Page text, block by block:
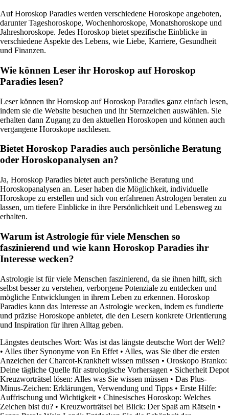
Auf Horoskop Paradies werden verschiedene Horoskope angeboten,
darunter Tageshoroskope, Wochenhoroskope, Monatshoroskope und
Jahreshoroskope. Jedes Horoskop bietet spezifische Einblicke in
verschiedene Aspekte des Lebens, wie Liebe, Karriere, Gesundheit
und Finanzen.
Wie können Leser ihr Horoskop auf Horoskop
Paradies lesen?
Leser können ihr Horoskop auf Horoskop Paradies ganz einfach lesen,
indem sie die Website besuchen und ihr Sternzeichen auswählen. Sie
erhalten dann Zugang zu den aktuellen Horoskopen und können auch
vergangene Horoskope nachlesen.
Bietet Horoskop Paradies auch persönliche Beratung
oder Horoskopanalysen an?
Ja, Horoskop Paradies bietet auch persönliche Beratung und
Horoskopanalysen an. Leser haben die Möglichkeit, individuelle
Horoskope zu erstellen und sich von erfahrenen Astrologen beraten zu
lassen, um tiefere Einblicke in ihre Persönlichkeit und Lebensweg zu
erhalten.
Warum ist Astrologie für viele Menschen so
faszinierend und wie kann Horoskop Paradies ihr
Interesse wecken?
Astrologie ist für viele Menschen faszinierend, da sie ihnen hilft, sich
selbst besser zu verstehen, verborgene Potenziale zu entdecken und
mögliche Entwicklungen in ihrem Leben zu erkennen. Horoskop
Paradies kann das Interesse an Astrologie wecken, indem es fundierte
und präzise Horoskope anbietet, die den Lesern konkrete Orientierung
und Inspiration für ihren Alltag geben.
Längstes deutsches Wort: Was ist das längste deutsche Wort der Welt?
• Alles über Synonyme von En Effet • Alles, was Sie über die ersten
Anzeichen der Charcot-Krankheit wissen müssen • Oroskopo Branko:
Deine tägliche Quelle für astrologische Vorhersagen • Sicherheit Depot
Kreuzworträtsel lösen: Alles was Sie wissen müssen • Das Plus-
Minus-Zeichen: Erklärungen, Verwendung und Tipps • Erste Hilfe:
Auffrischung und Wichtigkeit • Chinesisches Horoskop: Welches
Zeichen bist du? • Kreuzworträtsel bei Blick: Der Spaß am Rätseln •